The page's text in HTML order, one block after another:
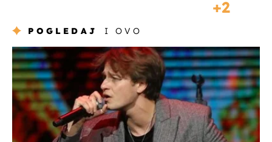
2
POGLEDAJ I OVO